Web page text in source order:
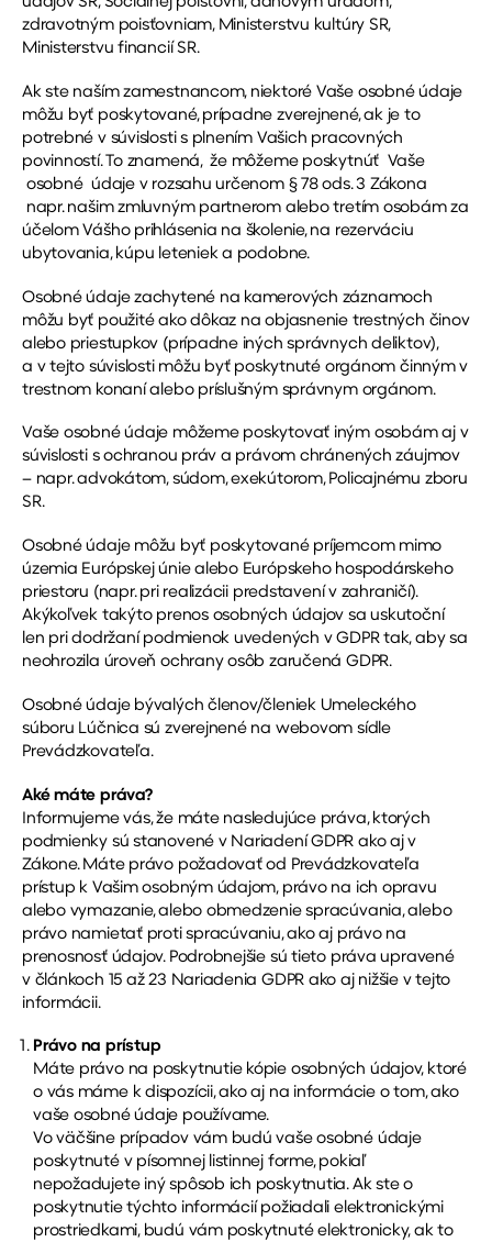
zdravotným poisťovniam, Ministerstvu kultúry SR,
Ministerstvu financií SR.
Ak ste naším zamestnancom, niektoré Vaše osobné údaje
môžu byť poskytované, prípadne zverejnené, ak je to
potrebné v súvislosti s plnením Vašich pracovných
povinností. To znamená, že môžeme poskytnúť Vaše
osobné údaje v rozsahu určenom § 78 ods. 3 Zákona
napr. našim zmluvným partnerom alebo tretím osobám za
účelom Vášho prihlásenia na školenie, na rezerváciu
ubytovania, kúpu leteniek a podobne.
Osobné údaje zachytené na kamerových záznamoch
môžu byť použité ako dôkaz na objasnenie trestných činov
alebo priestupkov (prípadne iných správnych deliktov),
a v tejto súvislosti môžu byť poskytnuté orgánom činným v
trestnom konaní alebo príslušným správnym orgánom.
Vaše osobné údaje môžeme poskytovať iným osobám aj v
súvislosti s ochranou práv a právom chránených záujmov
– napr. advokátom, súdom, exekútorom, Policajnému zboru
SR.
Osobné údaje môžu byť poskytované príjemcom mimo
územia Európskej únie alebo Európskeho hospodárskeho
priestoru (napr. pri realizácii predstavení v zahraničí).
Akýkoľvek takýto prenos osobných údajov sa uskutoční
len pri dodržaní podmienok uvedených v GDPR tak, aby sa
neohrozila úroveň ochrany osôb zaručená GDPR.
Osobné údaje bývalých členov/členiek Umeleckého
súboru Lúčnica sú zverejnené na webovom sídle
Prevádzkovateľa.
Aké máte práva?
Informujeme vás, že máte nasledujúce práva, ktorých
podmienky sú stanovené v Nariadení GDPR ako aj v
Zákone. Máte právo požadovať od Prevádzkovateľa
prístup k Vašim osobným údajom, právo na ich opravu
alebo vymazanie, alebo obmedzenie spracúvania, alebo
právo namietať proti spracúvaniu, ako aj právo na
prenosnosť údajov. Podrobnejšie sú tieto práva upravené
v článkoch 15 až 23 Nariadenia GDPR ako aj nižšie v tejto
informácii.
Právo na prístup
Máte právo na poskytnutie kópie osobných údajov, ktoré
o vás máme k dispozícii, ako aj na informácie o tom, ako
vaše osobné údaje používame.
Vo väčšine prípadov vám budú vaše osobné údaje
poskytnuté v písomnej listinnej forme, pokiaľ
nepožadujete iný spôsob ich poskytnutia. Ak ste o
poskytnutie týchto informácií požiadali elektronickými
prostriedkami, budú vám poskytnuté elektronicky, ak to